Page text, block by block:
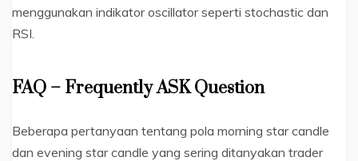
menggunakan indikator oscillator seperti stochastic dan
RSI.
FAQ – Frequently ASK Question
Beberapa pertanyaan tentang pola morning star candle
dan evening star candle yang sering ditanyakan trader